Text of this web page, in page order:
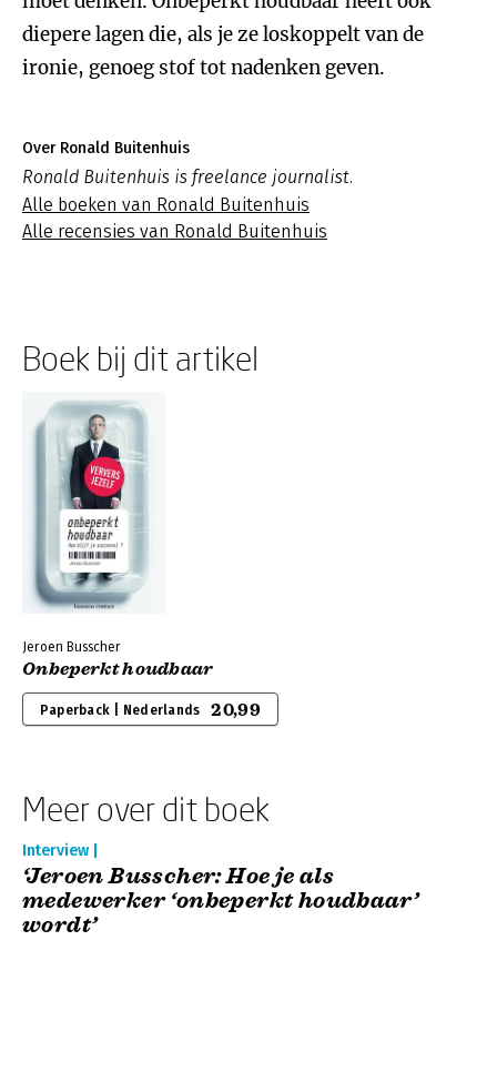
diepere lagen die, als je ze loskoppelt van de
ironie, genoeg stof tot nadenken geven.
Over Ronald Buitenhuis
Ronald Buitenhuis is freelance journalist.
Alle boeken van Ronald Buitenhuis
Alle recensies van Ronald Buitenhuis
Boek bij dit artikel
Jeroen Busscher
Onbeperkt houdbaar
Paperback | Nederlands 20,99
Meer over dit boek
Interview |
‘Jeroen Busscher: Hoe je als
medewerker ‘onbeperkt houdbaar’
wordt’